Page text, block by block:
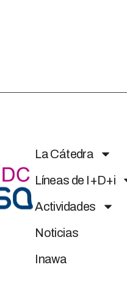
La Cátedra
Líneas de I+D+i
Actividades
Noticias
Inawa